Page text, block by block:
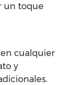
un toque
cualquier
y